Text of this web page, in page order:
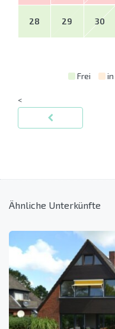
28 29 30
Frei
<
Ähnliche Unterkünfte